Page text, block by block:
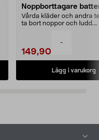
-
Noppborttagare
Vårda kläder och andra
ta bort noppor och ludd.
149,90
Lägg i varukorg